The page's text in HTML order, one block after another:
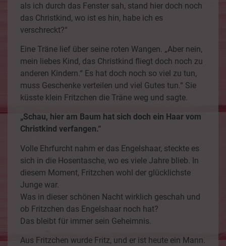
als ich durch das Fenster sah, stand hier doch noch
das Christkind, wo ist es hin, habe ich es
verschreckt?“
Eine Träne lief über seine roten Wangen. „Aber nein,
mein liebes Kind, das Christkind fliegt doch noch zu
anderen Kindern.“ Es hat doch noch so viel zu tun,
muss Geschenke verteilen und viel Gutes tun.“ Sie
küsste klein Fritzchen die Träne weg und sagte.
„Schau, hier am Baum hat sich doch ein Haar vom
Christkind verfangen.“
Volle Ehrfurcht nahm er das Engelshaar, steckte es
sich in die Hosentasche, wo es viele Jahre blieb. In
diesem Moment, Fritzchen wohl der glücklichste
Junge war.
Was in dieser schönen Nacht wirklich geschah und
ob Fritzchen das Engelshaar noch hat?
Das bleibt für immer sein Geheimnis.
Aus Fritzchen wurde Fritz, und er ist heute ein Mann.